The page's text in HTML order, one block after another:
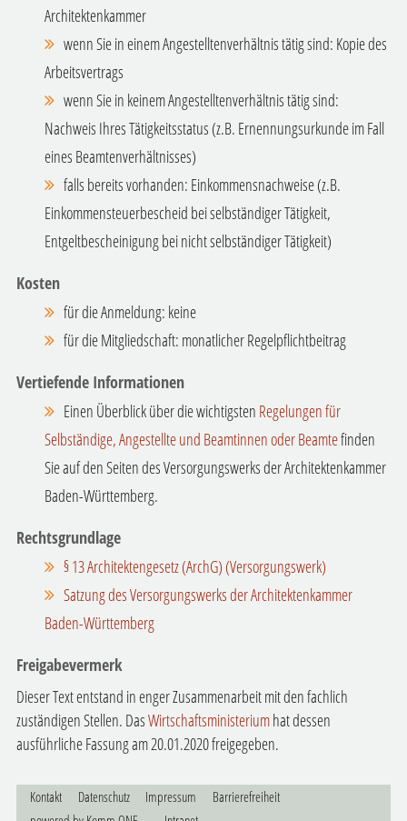
Architektenkammer
wenn Sie in einem Angestelltenverhältnis tätig sind: Kopie des
Arbeitsvertrags
wenn Sie in keinem Angestelltenverhältnis tätig sind:
Nachweis Ihres Tätigkeitsstatus (z.B. Ernennungsurkunde im Fall
eines Beamtenverhältnisses)
falls bereits vorhanden: Einkommensnachweise (z.B.
Einkommensteuerbescheid bei selbständiger Tätigkeit,
Entgeltbescheinigung bei nicht selbständiger Tätigkeit)
Kosten
für die Anmeldung: keine
für die Mitgliedschaft: monatlicher Regelpflichtbeitrag
Vertiefende Informationen
Einen Überblick über die wichtigsten Regelungen für
Selbständige, Angestellte und Beamtinnen oder Beamtefinden
Sie auf den Seiten des Versorgungswerks der Architektenkammer
Baden-Württemberg.
Rechtsgrundlage
§ 13 Architektengesetz (ArchG) (Versorgungswerk)
Satzung des Versorgungswerks der Architektenkammer
Baden-Württemberg
Freigabevermerk
Dieser Text entstand in enger Zusammenarbeit mit den fachlich
zuständigen Stellen. DasWirtschaftsministeriumhat dessen
ausführliche Fassung am 20.01.2020 freigegeben.
Kontakt Datenschutz Impressum
Barrierefreiheit